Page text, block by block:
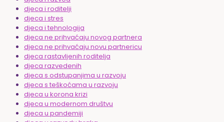
djeca i roditelji
djeca i stres
djeca i tehnologija
djeca ne prihvaćaju novog partnera
djeca ne prihvaćaju novu partnericu
djeca rastavljenih roditelja
djeca razvedenih
djeca s odstupanjima u razvoju
djeca s teškoćama u razvoju
djeca u korona krizi
djeca u modernom društvu
djeca u pandemiji